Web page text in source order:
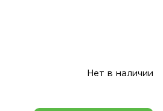
Нет в наличии